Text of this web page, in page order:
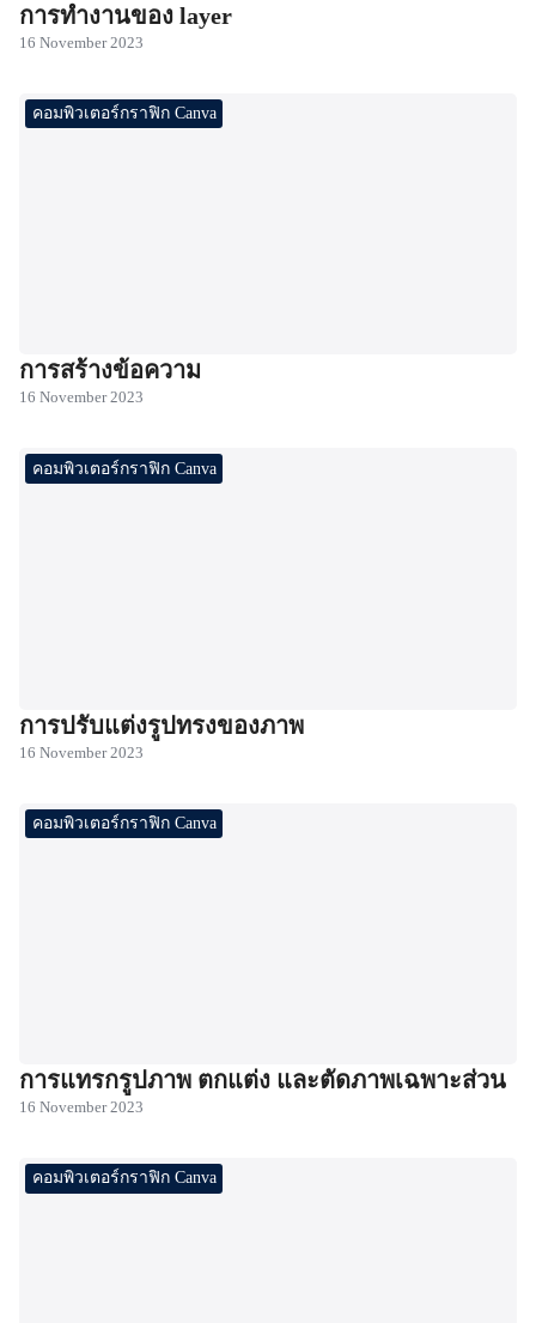
การทำงานของ layer
16 November 2023
คอมพิวเตอร์กราฟิก Canva
การสร้างข้อความ
16 November 2023
คอมพิวเตอร์กราฟิก Canva
การปรับแต่งรูปทรงของภาพ
16 November 2023
คอมพิวเตอร์กราฟิก Canva
การแทรกรูปภาพ ตกแต่ง และตัดภาพเฉพาะส่วน
16 November 2023
คอมพิวเตอร์กราฟิก Canva